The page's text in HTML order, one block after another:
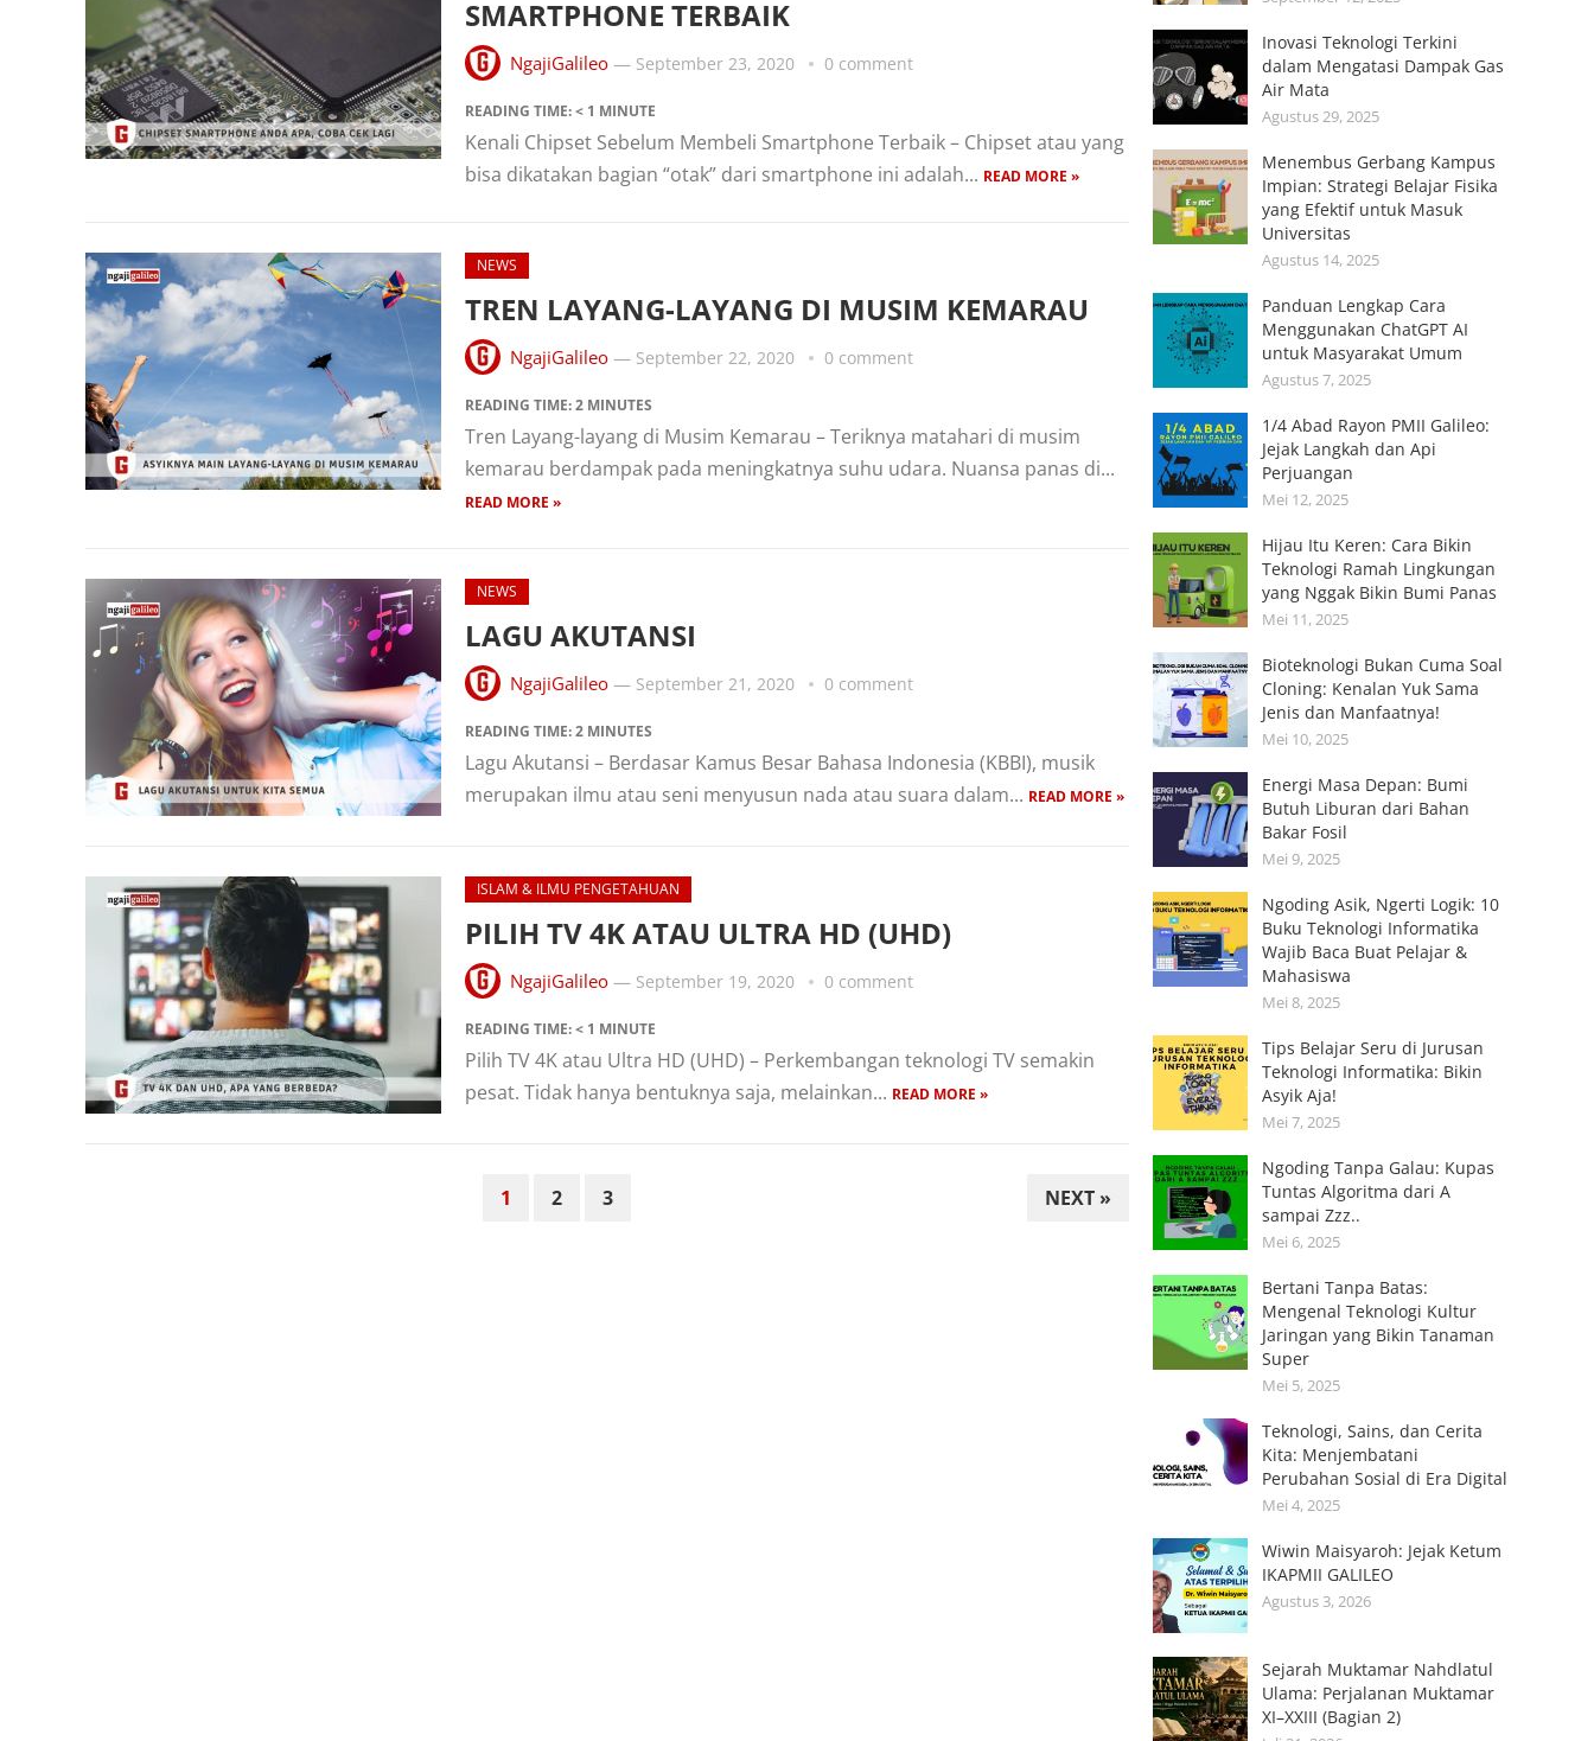
SMARTPHONE TERBAIK
NgajiGalileo— September 23, 2020 0 comment
READING TIME:< 1 MINUTE
Kenali Chipset Sebelum Membeli Smartphone Terbaik – Chipset atau yang
bisa dikatakan bagian “otak” dari smartphone ini adalah... READ MORE »
NEWS
TREN LAYANG-LAYANG DI MUSIM KEMARAU
NgajiGalileo— September 22, 2020 0 comment
READING TIME:2 MINUTES
Tren Layang-layang di Musim Kemarau – Teriknya matahari di musim
kemarau berdampak pada meningkatnya suhu udara. Nuansa panas di...
READ MORE »
NEWS
LAGU AKUTANSI
NgajiGalileo— September 21, 2020 0 comment
READING TIME:2 MINUTES
Lagu Akutansi – Berdasar Kamus Besar Bahasa Indonesia (KBBI), musik
merupakan ilmu atau seni menyusun nada atau suara dalam... READ MORE »
ISLAM & ILMU PENGETAHUAN
PILIH TV 4K ATAU ULTRA HD (UHD)
NgajiGalileo— September 19, 2020 0 comment
READING TIME:< 1 MINUTE
Pilih TV 4K atau Ultra HD (UHD) – Perkembangan teknologi TV semakin
pesat. Tidak hanya bentuknya saja, melainkan... READ MORE »
1 2 3 NEXT »
Inovasi Teknologi Terkini
dalam Mengatasi Dampak Gas
Air Mata
Agustus 29, 2025
Menembus Gerbang Kampus
Impian: Strategi Belajar Fisika
yang Efektif untuk Masuk
Universitas
Agustus 14, 2025
Panduan Lengkap Cara
Menggunakan ChatGPT AI
untuk Masyarakat Umum
Agustus 7, 2025
1/4 Abad Rayon PMII Galileo:
Jejak Langkah dan Api
Perjuangan
Mei 12, 2025
Hijau Itu Keren: Cara Bikin
Teknologi Ramah Lingkungan
yang Nggak Bikin Bumi Panas
Mei 11, 2025
Bioteknologi Bukan Cuma Soal
Cloning: Kenalan Yuk Sama
Jenis dan Manfaatnya!
Mei 10, 2025
Energi Masa Depan: Bumi
Butuh Liburan dari Bahan
Bakar Fosil
Mei 9, 2025
Ngoding Asik, Ngerti Logik: 10
Buku Teknologi Informatika
Wajib Baca Buat Pelajar &
Mahasiswa
Mei 8, 2025
Tips Belajar Seru di Jurusan
Teknologi Informatika: Bikin
Asyik Aja!
Mei 7, 2025
Ngoding Tanpa Galau: Kupas
Tuntas Algoritma dari A
sampai Zzz..
Mei 6, 2025
Bertani Tanpa Batas:
Mengenal Teknologi Kultur
Jaringan yang Bikin Tanaman
Super
Mei 5, 2025
Teknologi, Sains, dan Cerita
Kita: Menjembatani
Perubahan Sosial di Era Digital
Mei 4, 2025
Wiwin Maisyaroh: Jejak Ketum
IKAPMII GALILEO
Agustus 3, 2026
Sejarah Muktamar Nahdlatul
Ulama: Perjalanan Muktamar
XI–XXIII (Bagian 2)